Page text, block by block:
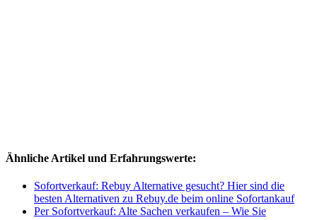
Ähnliche Artikel und Erfahrungswerte:
Sofortverkauf: Rebuy Alternative gesucht? Hier sind die
besten Alternativen zu Rebuy.de beim online Sofortankauf
Per Sofortverkauf: Alte Sachen verkaufen – Wie Sie